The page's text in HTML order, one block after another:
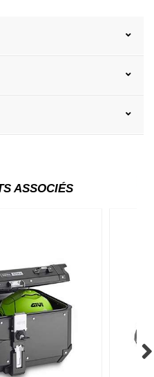
ASSOCIÉS